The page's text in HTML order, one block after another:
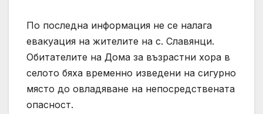
По последна информация не се налага
евакуация на жителите на с. Славянци.
Обитателите на Дома за възрастни хора в
селото бяха временно изведени на сигурно
място до овладяване на непосредствената
опасност.